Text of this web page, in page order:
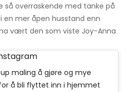
så overraskende med tanke på
mer åpen husstand enn
vært den som viste Joy-Anna
maling å gjøre og mye
å bli flyttet inn i hjemmet